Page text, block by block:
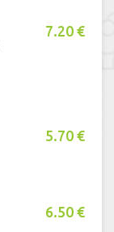
7.20 €
5.70 €
6.50 €